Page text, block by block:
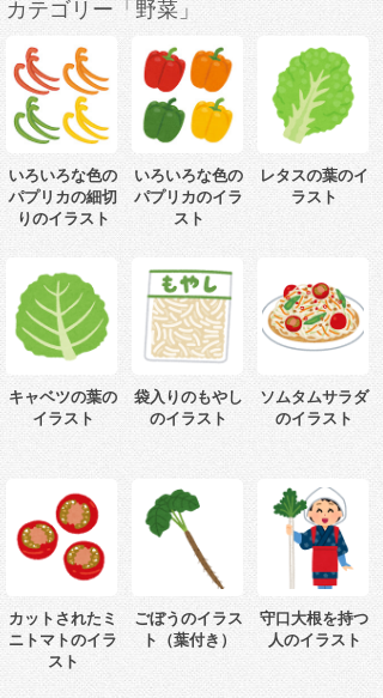
カテゴリー「野菜」
いろいろな色の
パプリカの細切
りのイラスト
いろいろな色の
パプリカのイラ
スト
レタスの葉のイ
ラスト
キャベツの葉の
イラスト
袋入りのもやし
のイラスト
ソムタムサラダ
のイラスト
カットされたミ
ニトマトのイラ
スト
ごぼうのイラス
ト（葉付き）
守口大根を持つ
人のイラスト